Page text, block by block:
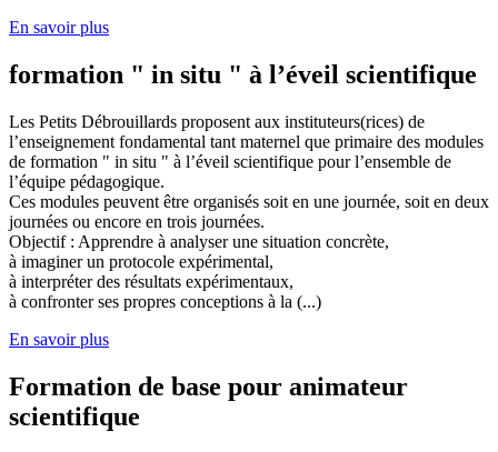
En savoir plus
formation " in situ " à l’éveil scientifique
Les Petits Débrouillards proposent aux instituteurs(rices) de
l’enseignement fondamental tant maternel que primaire des modules
de formation " in situ " à l’éveil scientifique pour l’ensemble de
l’équipe pédagogique.
Ces modules peuvent être organisés soit en une journée, soit en deux
journées ou encore en trois journées.
Objectif : Apprendre à analyser une situation concrète,
à imaginer un protocole expérimental,
à interpréter des résultats expérimentaux,
à confronter ses propres conceptions à la (...)
En savoir plus
Formation de base pour animateur
scientifique